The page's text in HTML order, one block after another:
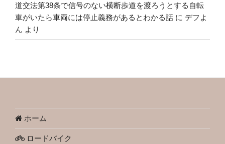
道交法第38条で信号のない横断歩道を渡ろうとする自転
車がいたら車両には停止義務があるとわかる話 に デフよ
ん より
ホーム
ロードバイク